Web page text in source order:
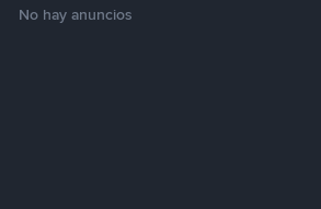
No hay anuncios